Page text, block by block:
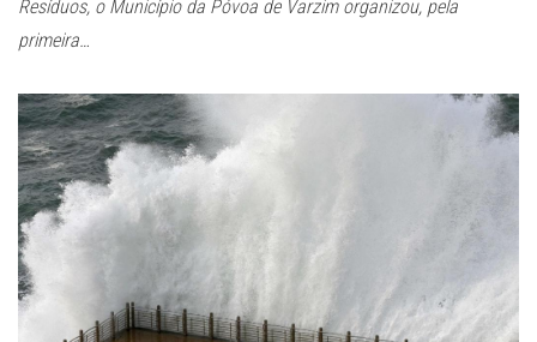
Resíduos, o Município da Póvoa de Varzim organizou, pela
primeira…